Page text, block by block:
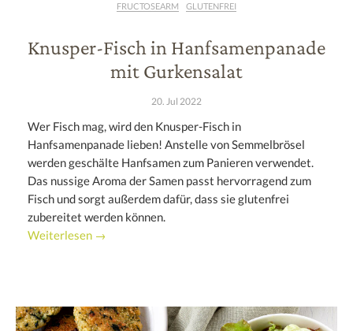
FRUCTOSEARM GLUTENFREI
Knusper-Fisch in Hanfsamenpanade
mit Gurkensalat
20. Jul 2022
Wer Fisch mag, wird den Knusper-Fisch in
Hanfsamenpanade lieben! Anstelle von Semmelbrösel
werden geschälte Hanfsamen zum Panieren verwendet.
Das nussige Aroma der Samen passt hervorragend zum
Fisch und sorgt außerdem dafür, dass sie glutenfrei
zubereitet werden können.
Weiterlesen →